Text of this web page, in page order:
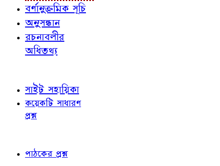
বর্ণানুক্রমিক সূচি
অনুসন্ধান
রচনাবলীর
অধিতথ্য
সাইট সহায়িকা
কয়েকটি সাধারণ
প্রশ্ন
পাঠকের প্রশ্ন